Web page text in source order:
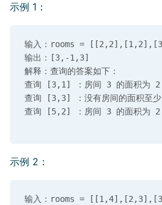
示例 1：
输入：rooms =
输出：[3,-1,3]
解释：查询的答案如下：
查询 [3,1] ：房间 3 的面积为 2
查询 [3,3] ：没有房间的面积至
示例 2：
输入：rooms =